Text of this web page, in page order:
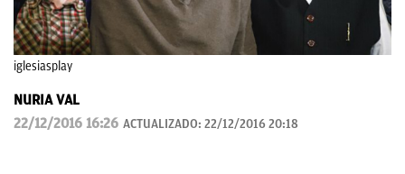
iglesiasplay
NURIA VAL
22/12/2016 16:26 ACTUALIZADO: 22/12/2016 20:18